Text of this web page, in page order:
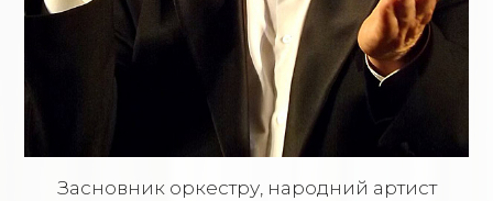
Засновник оркестру, народний артист